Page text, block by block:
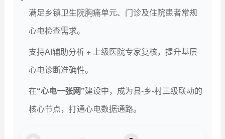
满足乡镇卫生院胸痛单元、门诊及住院患者常规
心电检查需求。
支持AI辅助分析 + 上级医院专家复核，提升基层
心电诊断准确性。
在“心电一张网”建设中，成为县-乡-村三级联动的
核心节点，打通心电数据通路。